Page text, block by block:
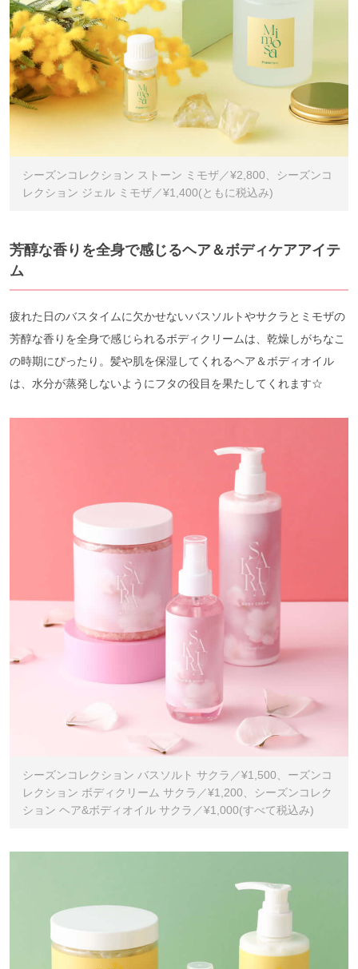
シーズンコレクション ストーン ミモザ／¥2,800、シーズンコ
レクション ジェル ミモザ／¥1,400(ともに税込み)
芳醇な香りを全身で感じるヘア＆ボディケアアイテ
ム
疲れた日のバスタイムに欠かせないバスソルトやサクラとミモザの
芳醇な香りを全身で感じられるボディクリームは、乾燥しがちなこ
の時期にぴったり。髪や肌を保湿してくれるヘア＆ボディオイル
は、水分が蒸発しないようにフタの役目を果たしてくれます☆
シーズンコレクション バスソルト サクラ／¥1,500、ーズンコ
レクション ボディクリーム サクラ／¥1,200、シーズンコレク
ション ヘア&ボディオイル サクラ／¥1,000(すべて税込み)